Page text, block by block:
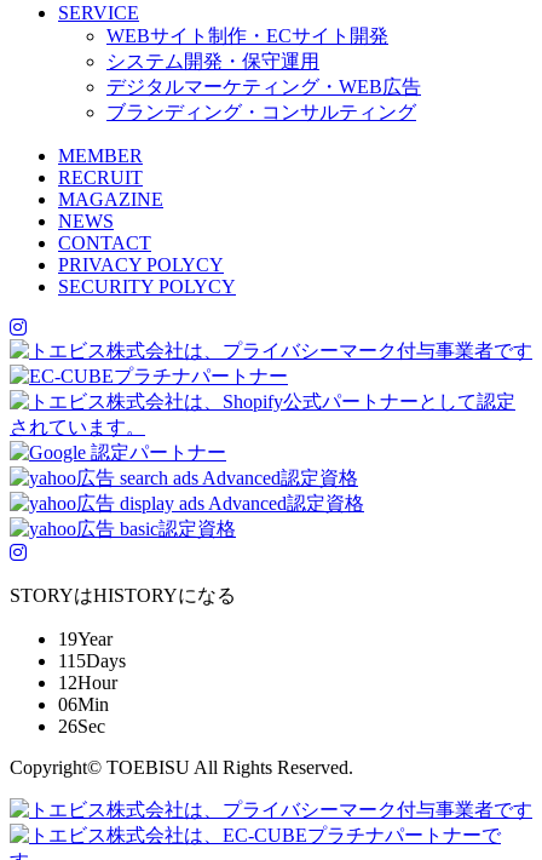
SERVICE
WEBサイト制作・ECサイト開発
システム開発・保守運用
デジタルマーケティング・WEB広告
ブランディング・コンサルティング
MEMBER
RECRUIT
MAGAZINE
NEWS
CONTACT
PRIVACY POLYCY
SECURITY POLYCY
STORYはHISTORYになる
19Year
115Days
12Hour
06Min
26Sec
Copyright© TOEBISU All Rights Reserved.